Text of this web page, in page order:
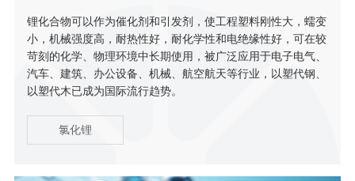
锂化合物可以作为催化剂和引发剂，使工程塑料刚性大，蠕变
小，机械强度高，耐热性好，耐化学性和电绝缘性好，可在较
苛刻的化学、物理环境中长期使用，被广泛应用于电子电气、
汽车、建筑、办公设备、机械、航空航天等行业，以塑代钢、
以塑代木已成为国际流行趋势。
氯化锂